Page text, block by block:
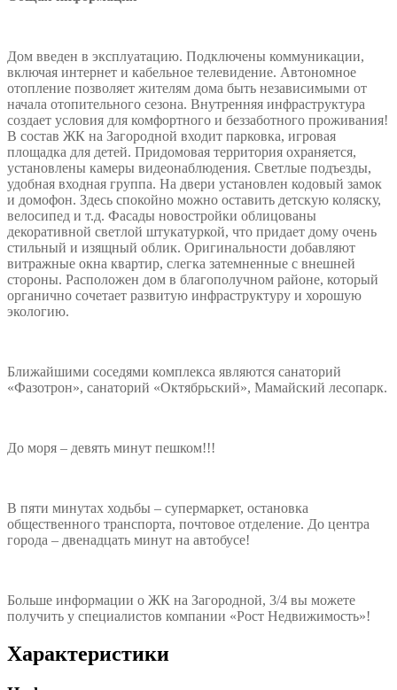
Дом введен в эксплуатацию. Подключены коммуникации,
включая интернет и кабельное телевидение. Автономное
отопление позволяет жителям дома быть независимыми от
начала отопительного сезона. Внутренняя инфраструктура
создает условия для комфортного и беззаботного проживания!
В состав ЖК на Загородной входит парковка, игровая
площадка для детей. Придомовая территория охраняется,
установлены камеры видеонаблюдения. Светлые подъезды,
удобная входная группа. На двери установлен кодовый замок
и домофон. Здесь спокойно можно оставить детскую коляску,
велосипед и т.д. Фасады новостройки облицованы
декоративной светлой штукатуркой, что придает дому очень
стильный и изящный облик. Оригинальности добавляют
витражные окна квартир, слегка затемненные с внешней
стороны. Расположен дом в благополучном районе, который
органично сочетает развитую инфраструктуру и хорошую
экологию.
Ближайшими соседями комплекса являются санаторий
«Фазотрон», санаторий «Октябрьский», Мамайский лесопарк.
До моря – девять минут пешком!!!
В пяти минутах ходьбы – супермаркет, остановка
общественного транспорта, почтовое отделение. До центра
города – двенадцать минут на автобусе!
Больше информации о ЖК на Загородной, 3/4 вы можете
получить у специалистов компании «Рост Недвижимость»!
Характеристики